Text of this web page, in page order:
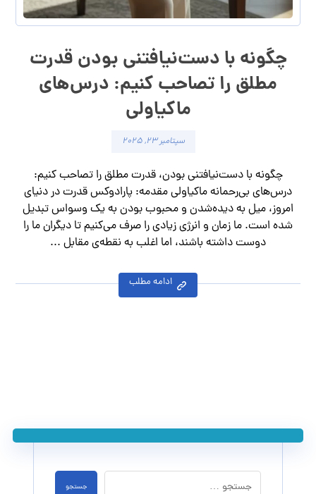
چگونه با دست‌نیافتنی بودن قدرت
مطلق را تصاحب کنیم: درس‌های
ماکیاولی
سپتامبر ۲۳, ۲۰۲۵
چگونه با دست‌نیافتنی بودن، قدرت مطلق را تصاحب کنیم:
درس‌های بی‌رحمانه ماکیاولی مقدمه: پارادوکس قدرت در دنیای
امروز، میل به دیده‌شدن و محبوب بودن به یک وسواس تبدیل
شده است. ما زمان و انرژی زیادی را صرف می‌کنیم تا دیگران ما را
دوست داشته باشند، اما اغلب به نقطه‌ی مقابل ...
ادامه مطلب
جستجو